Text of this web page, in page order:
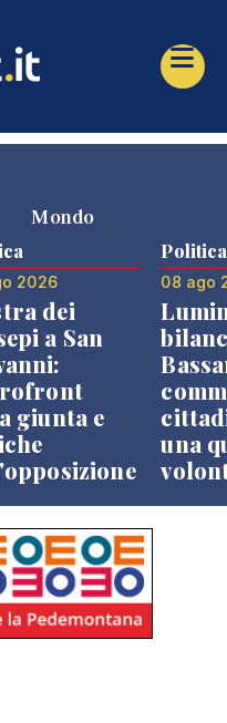
Mondo
2026
dei
a San
giunta e
Politica
08 ago
una